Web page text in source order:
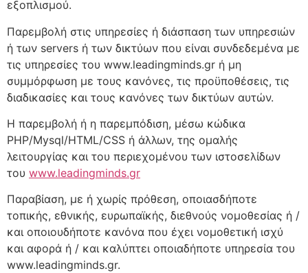
εξοπλισμού.
Παρεμβολή στις υπηρεσίες ή διάσπαση των υπηρεσιών
ή των servers ή των δικτύων που είναι συνδεδεμένα με
τις υπηρεσίες του www.leadingminds.gr ή μη
συμμόρφωση με τους κανόνες, τις προϋποθέσεις, τις
διαδικασίες και τους κανόνες των δικτύων αυτών.
H παρεμβολή ή η παρεμπόδιση, μέσω κώδικα
PHP/Mysql/HTML/CSS ή άλλων, της ομαλής
λειτουργίας και του περιεχομένου των ιστοσελίδων
του www.leadingminds.gr
Παραβίαση, με ή χωρίς πρόθεση, οποιασδήποτε
τοπικής, εθνικής, ευρωπαϊκής, διεθνούς νομοθεσίας ή /
και οποιουδήποτε κανόνα που έχει νομοθετική ισχύ
και αφορά ή / και καλύπτει οποιαδήποτε υπηρεσία του
www.leadingminds.gr.